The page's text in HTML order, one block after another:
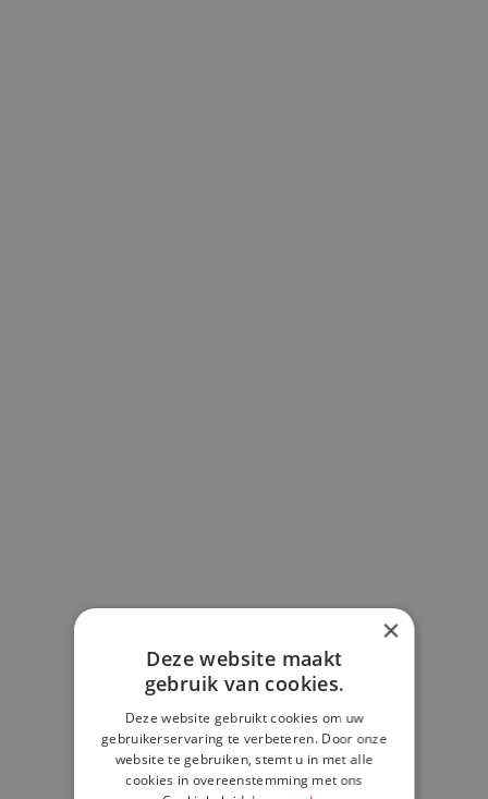
×
Deze website maakt
gebruik van cookies.
Deze website gebruikt cookies om uw
gebruikerservaring te verbeteren. Door onze
website te gebruiken, stemt u in met alle
cookies in overeenstemming met ons